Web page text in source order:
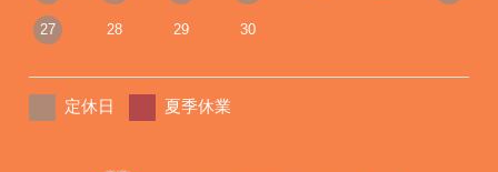
27 28 29 30
定休日 夏季休業